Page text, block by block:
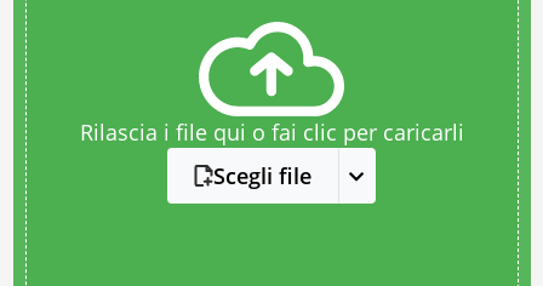
Rilascia i file qui o fai clic per caricarli
Scegli file